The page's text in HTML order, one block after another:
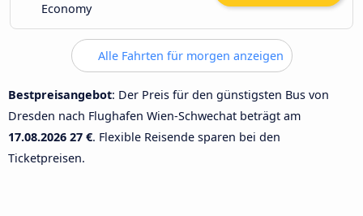
Economy
Alle Fahrten für morgen anzeigen
Bestpreisangebot: Der Preis für den günstigsten Bus von
Dresden nach Flughafen Wien-Schwechat beträgt am
17.08.2026 27 €. Flexible Reisende sparen bei den
Ticketpreisen.